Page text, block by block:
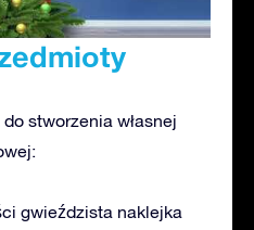
stworzenia własnej
gwieździsta naklejka